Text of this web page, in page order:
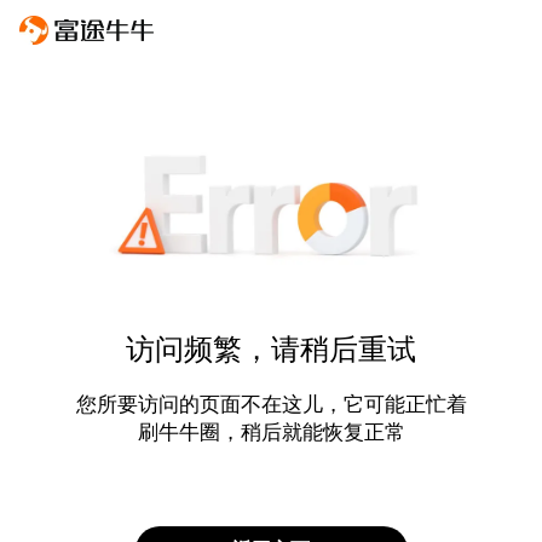
访问频繁，请稍后重试
您所要访问的页面不在这儿，它可能正忙着
刷牛牛圈，稍后就能恢复正常